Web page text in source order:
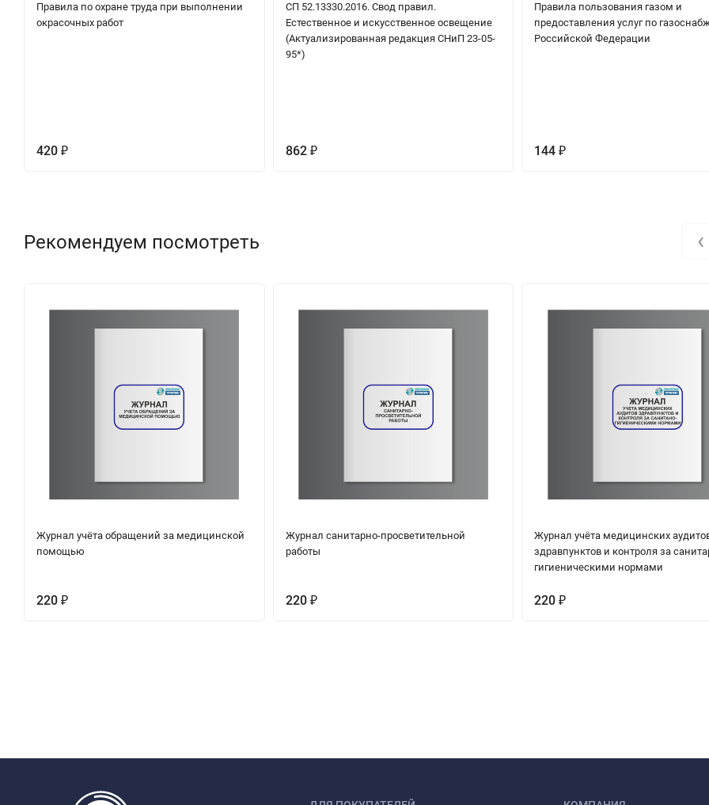
Правила по охране труда при выполнении
окрасочных работ
420 ₽
СП 52.13330.2016. Свод правил.
Естественное и искусственное освещение
(Актуализированная редакция СНиП 23-05-
95*)
862 ₽
Правила пользования газом и
предоставления услуг по
Российской Федерации
144₽
Рекомендуем посмотреть
Журнал учёта обращений за медицинской
помощью
220 ₽
Журнал санитарно-просветительной
работы
220 ₽
Журнал учёта медицинских
здравпунктов и контроля за
гигиеническими нормами
220₽
‹